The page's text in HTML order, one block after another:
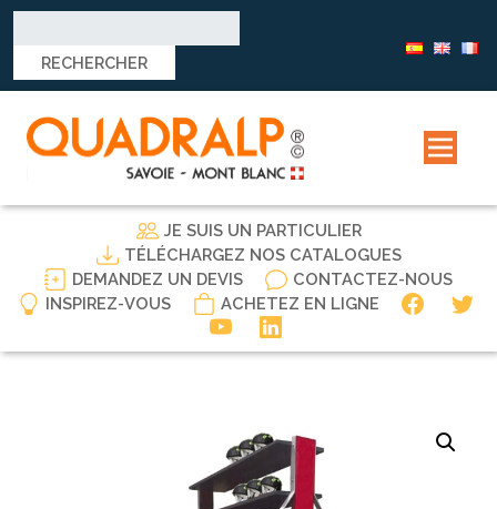
JE SUIS UN PARTICULIER
TÉLÉCHARGEZ NOS CATALOGUES
DEMANDEZ UN DEVIS
CONTACTEZ-NOUS
INSPIREZ-VOUS
ACHETEZ EN LIGNE